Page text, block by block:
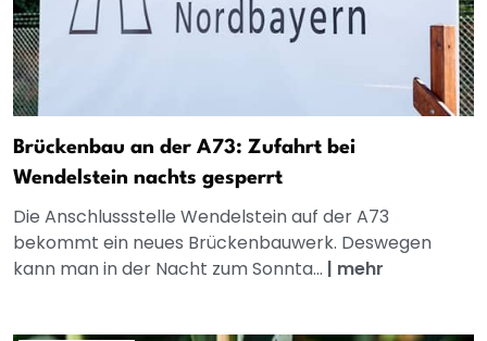
Brückenbau an der A73: Zufahrt bei
Wendelstein nachts gesperrt
Die Anschlussstelle Wendelstein auf der A73
bekommt ein neues Brückenbauwerk. Deswegen
kann man in der Nacht zum Sonnta... | mehr